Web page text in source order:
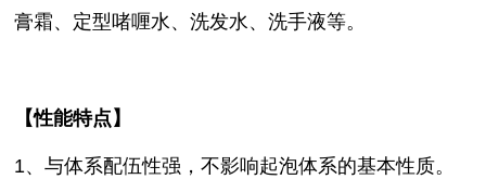
膏霜、定型啫喱水、洗发水、洗手液等。
【性能特点】
1、与体系配伍性强，不影响起泡体系的基本性质。